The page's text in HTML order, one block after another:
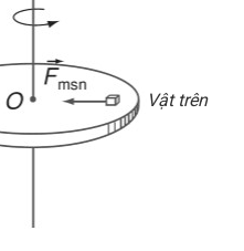
Vật trên